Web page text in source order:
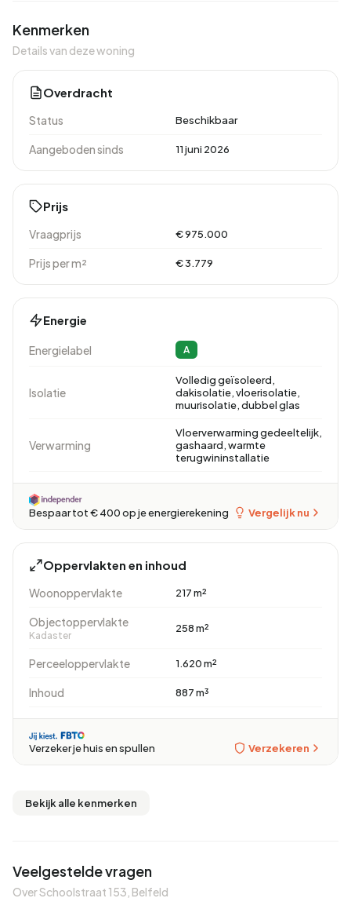
Kenmerken
Details van deze woning
Overdracht
Status Beschikbaar
Aangeboden sinds 11 juni 2026
Prijs
Vraagprijs € 975.000
Prijs per m² € 3.779
Energie
Energielabel A
Isolatie
Volledig geïsoleerd,
dakisolatie, vloerisolatie,
muurisolatie, dubbel glas
Verwarming
Vloerverwarming gedeeltelijk,
gashaard, warmte
terugwininstallatie
Bespaar tot € 400 op je energierekening Vergelijk nu
Oppervlakten en inhoud
Woonoppervlakte 217 m²
Objectoppervlakte
Kadaster
258 m²
Perceeloppervlakte 1.620 m²
Inhoud 887 m³
Verzeker je huis en spullen Verzekeren
Bekijk alle kenmerken
Veelgestelde vragen
Over Schoolstraat 153, Belfeld